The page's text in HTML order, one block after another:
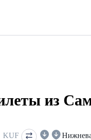
из
KUF